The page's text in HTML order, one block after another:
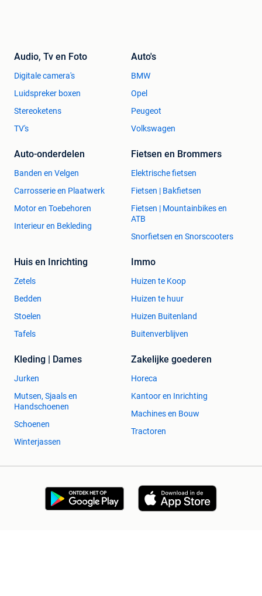
Audio, Tv en Foto
Digitale camera's
Luidspreker boxen
Stereoketens
TV's
Auto's
BMW
Opel
Peugeot
Volkswagen
Auto-onderdelen
Banden en Velgen
Carrosserie en Plaatwerk
Motor en Toebehoren
Interieur en Bekleding
Fietsen en Brommers
Elektrische fietsen
Fietsen | Bakfietsen
Fietsen | Mountainbikes en
ATB
Snorfietsen en Snorscooters
Huis en Inrichting
Zetels
Bedden
Stoelen
Tafels
Immo
Huizen te Koop
Huizen te huur
Huizen Buitenland
Buitenverblijven
Kleding | Dames
Jurken
Mutsen, Sjaals en
Handschoenen
Schoenen
Winterjassen
Zakelijke goederen
Horeca
Kantoor en Inrichting
Machines en Bouw
Tractoren